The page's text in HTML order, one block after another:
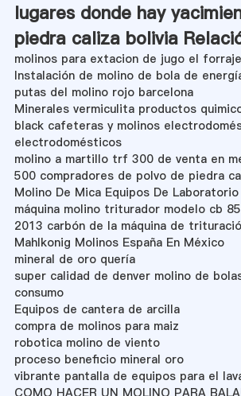
lugares donde hay
piedra caliza bolivia
molinos para extacion de jugo el
Instalación de molino de bola de
putas del molino rojo barcelona
Minerales vermiculita productos
black cafeteras y molinos
electrodomésticos
molino a martillo trf 300 de venta en
500 compradores de polvo de piedra
Molino De Mica Equipos De Laboratorio
máquina molino triturador modelo cb
2013 carbón de la máquina de
Mahlkonig Molinos España En México
mineral de oro quería
super calidad de denver molino de
consumo
Equipos de cantera de arcilla
compra de molinos para maiz
robotica molino de viento
proceso beneficio mineral oro
vibrante pantalla de equipos para el